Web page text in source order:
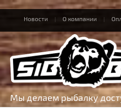
Новости О компании
Мы делаем рыбалку